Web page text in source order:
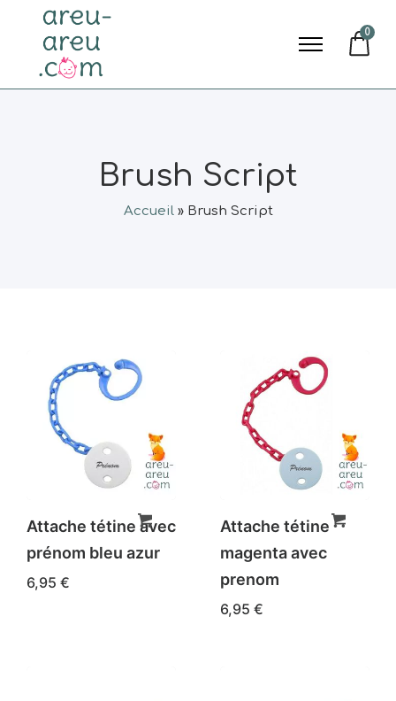
0
Brush Script
Accueil» Brush Script
Attache tétine avec
prénom bleu azur
6,95 €
Attache tétine
magenta avec
prenom
6,95 €